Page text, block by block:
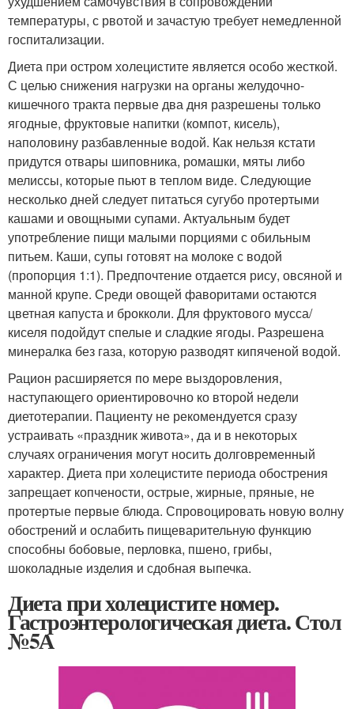
температуры, с рвотой и зачастую требует немедленной
госпитализации.
Диета при остром холецистите является особо жесткой.
С целью снижения нагрузки на органы желудочно-
кишечного тракта первые два дня разрешены только
ягодные, фруктовые напитки (компот, кисель),
наполовину разбавленные водой. Как нельзя кстати
придутся отвары шиповника, ромашки, мяты либо
мелиссы, которые пьют в теплом виде. Следующие
несколько дней следует питаться сугубо протертыми
кашами и овощными супами. Актуальным будет
употребление пищи малыми порциями с обильным
питьем. Каши, супы готовят на молоке с водой
(пропорция 1:1). Предпочтение отдается рису, овсяной и
манной крупе. Среди овощей фаворитами остаются
цветная капуста и брокколи. Для фруктового мусса/
киселя подойдут спелые и сладкие ягоды. Разрешена
минералка без газа, которую разводят кипяченой водой.
Рацион расширяется по мере выздоровления,
наступающего ориентировочно ко второй недели
диетотерапии. Пациенту не рекомендуется сразу
устраивать «праздник живота», да и в некоторых
случаях ограничения могут носить долговременный
характер. Диета при холецистите периода обострения
запрещает копчености, острые, жирные, пряные, не
протертые первые блюда. Спровоцировать новую волну
обострений и ослабить пищеварительную функцию
способны бобовые, перловка, пшено, грибы,
шоколадные изделия и сдобная выпечка.
Диета при холецистите номер.
Гастроэнтерологическая диета. Стол
№5А